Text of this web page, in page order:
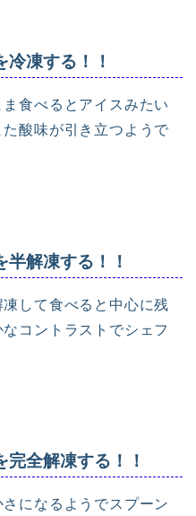
冷凍する！！
食べるとアイスみたい
酸味が引き立つようで
半解凍する！！
して食べると中心に残
コントラストでシェフ
完全解凍する！！
になるようでスプーン